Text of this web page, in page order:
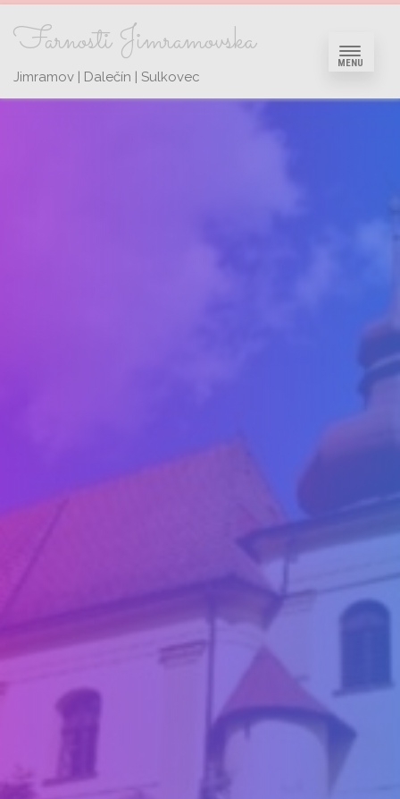
Farnosti Jimramovska
Jimramov | Dalečín | Sulkovec
MENU